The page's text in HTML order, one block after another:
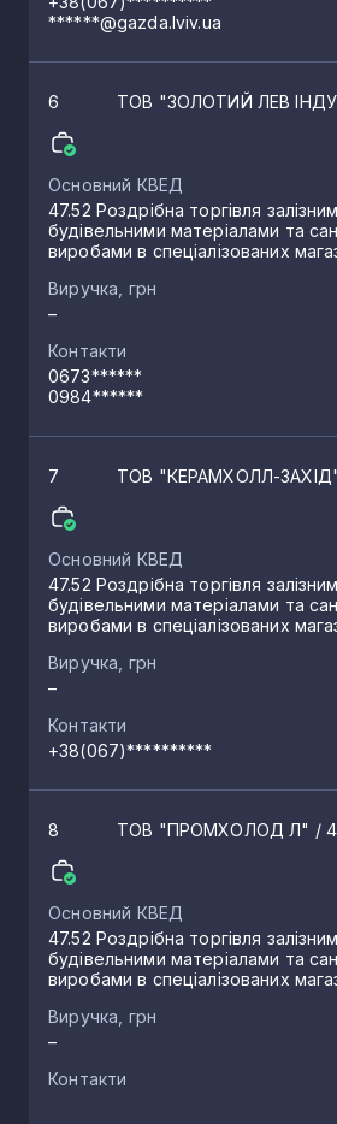
******@gazda.lviv.ua
6 ТОВ "ЗОЛОТИЙ ЛЕВ
Основний КВЕД
47.52 Роздрібна торгівля
будівельними матеріалами та
виробами в спеціалізованих
Виручка, грн
–
Контакти
0673******
0984******
7 ТОВ "КЕРАМХОЛЛ-ЗАХІД"
Основний КВЕД
47.52 Роздрібна торгівля
будівельними матеріалами та
виробами в спеціалізованих
Виручка, грн
–
Контакти
+38(067)**********
8 ТОВ "ПРОМХОЛОД Л" /
Основний КВЕД
47.52 Роздрібна торгівля
будівельними матеріалами та
виробами в спеціалізованих
Виручка, грн
–
Контакти